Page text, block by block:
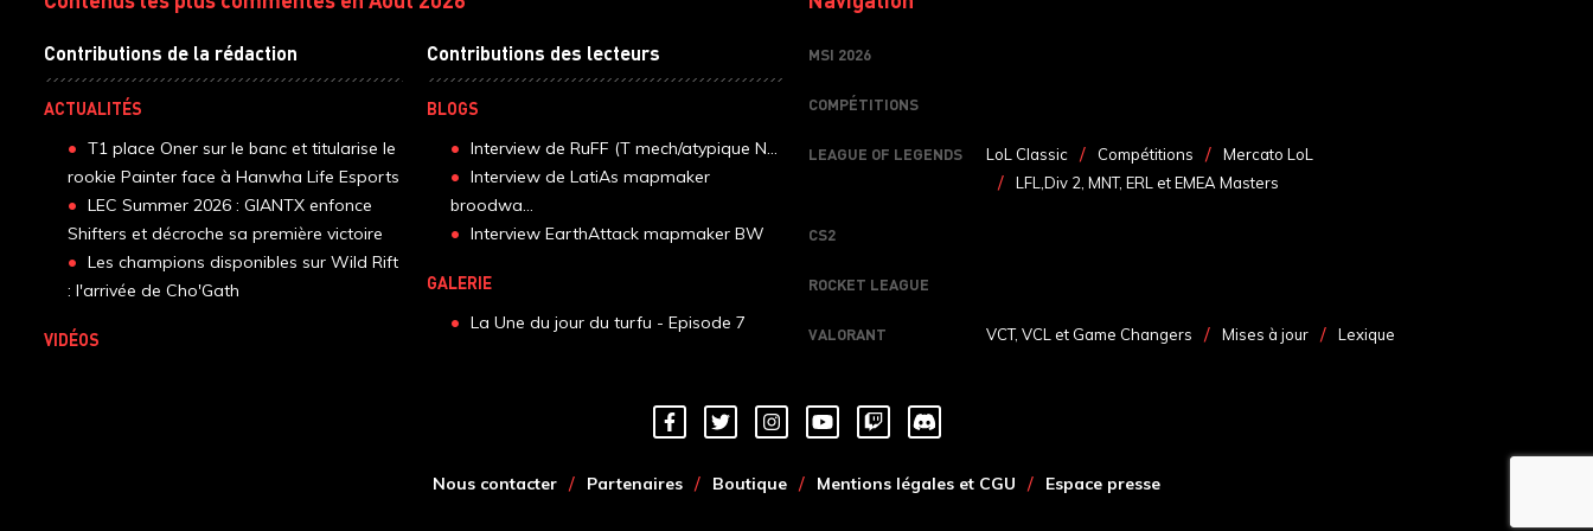
Contributions de la rédaction
ACTUALITÉS
T1 place Oner sur le banc et titularise le
rookie Painter face à Hanwha Life Esports
LEC Summer 2026 : GIANTX enfonce
Shifters et décroche sa première victoire
Les champions disponibles sur Wild Rift
: l'arrivée de Cho'Gath
VIDÉOS
Contributions des lecteurs
BLOGS
Interview de RuFF (T mech/atypique N...
Interview de LatiAs mapmaker
broodwa...
Interview EarthAttack mapmaker BW
GALERIE
La Une du jour du turfu - Episode 7
MSI 2026
COMPÉTITIONS
LEAGUE OF LEGENDS LoL Classic Compétitions
Mercato LoL
LFL,Div 2, MNT, ERL et EMEA Masters
CS2
ROCKET LEAGUE
VALORANT VCT, VCL et Game Changers Mises à jour Lexique
Nous contacter Partenaires Boutique Mentions légales et CGU Espace presse